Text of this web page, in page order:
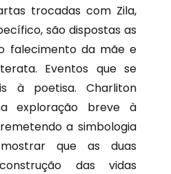
trocadas com Zila,
são dispostas as
falecimento da mãe e
Eventos que se
à poetisa. Charliton
exploração breve à
remetendo a simbologia
que as duas
das vidas